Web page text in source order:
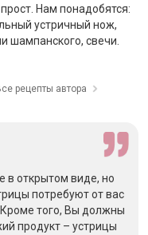
Нам понадобятся:
устричный нож,
шампанского, свечи.
рецепты автора
в открытом виде, но
потребуют от вас
того, Вы должны
продукт – устрицы